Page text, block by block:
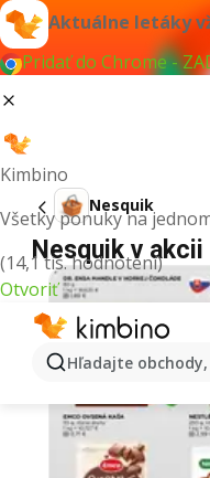
Aktuálne letáky
Pridať do Chrome -
Kimbino
Všetky ponuky na
(14,1 tis. hodnotení)
Otvoriť
Hľadajte
Nesquik
Nesquik v